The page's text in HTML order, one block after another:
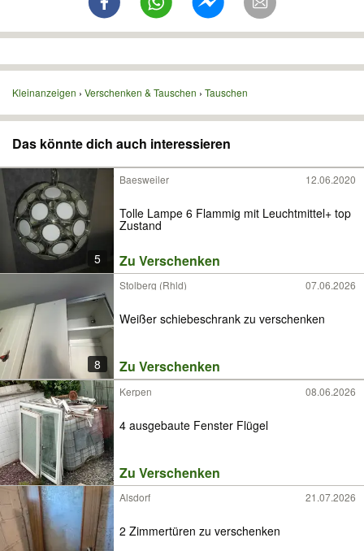
Kleinanzeigen Verschenken & Tauschen Tauschen
Das könnte dich auch interessieren
5
Baesweiler 12.06.2020
Tolle Lampe 6 Flammig mit Leuchtmittel+ top
Zustand
Zu Verschenken
8
Stolberg (Rhld) 07.06.2026
Weißer schiebeschrank zu verschenken
Zu Verschenken
Kerpen 08.06.2026
4 ausgebaute Fenster Flügel
Zu Verschenken
Alsdorf 21.07.2026
2 Zimmertüren zu verschenken